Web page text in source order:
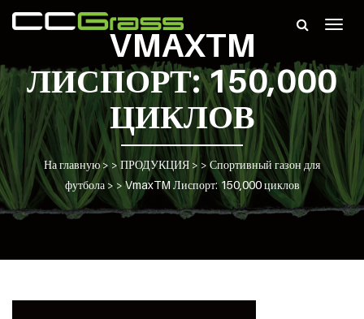
VMAXTM
ЛИСПОРТ: 150,000
ЦИКЛОВ
На главную> >ПРОДУКЦИЯ > >Спортивный газон для
футбола> >VmaxTM Лиспорт: 150,000 циклов